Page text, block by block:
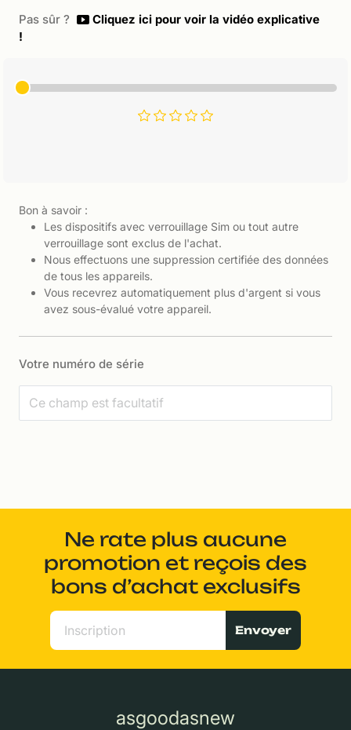
Pas sûr ?
Cliquez ici pour voir la vidéo explicative
!
Bon à savoir :
Les dispositifs avec verrouillage Sim ou tout autre
verrouillage sont exclus de l'achat.
Nous effectuons une suppression certifiée des données
de tous les appareils.
Vous recevrez automatiquement plus d'argent si vous
avez sous-évalué votre appareil.
Votre numéro de série
Ne rate plus aucune
promotion et reçois des
bons d’achat exclusifs
Envoyer
asgoodasnew